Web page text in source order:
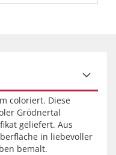
coloriert. Diese
Grödnertal
geliefert. Aus
in liebevoller
bemalt.